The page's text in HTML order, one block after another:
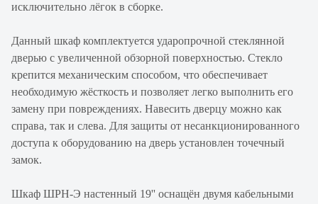
исключительно лёгок в сборке.
Данный шкаф комплектуется ударопрочной стеклянной
дверью с увеличенной обзорной поверхностью. Стекло
крепится механическим способом, что обеспечивает
необходимую жёсткость и позволяет легко выполнить его
замену при повреждениях. Навесить дверцу можно как
справа, так и слева. Для защиты от несанкционированного
доступа к оборудованию на дверь установлен точечный
замок.
Шкаф ШРН-Э настенный 19'' оснащён двумя кабельными